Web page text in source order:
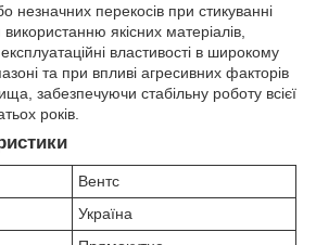
незначних перекосів при стикуванні
якісних матеріалів,
експлуатаційні властивості в широкому
та при впливі агресивних факторів
забезпечуючи стабільну роботу всієї
років.
Вентс
Україна